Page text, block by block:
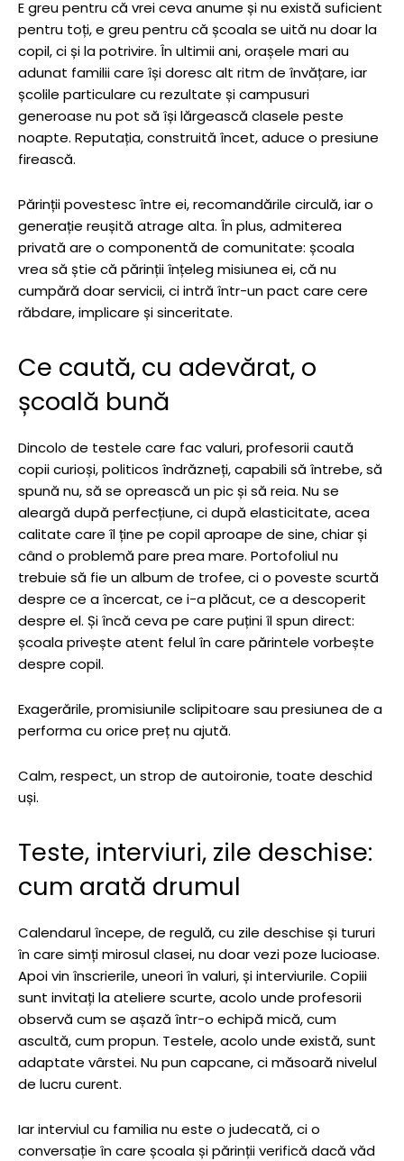
E greu pentru că vrei ceva anume și nu există suficient
pentru toți, e greu pentru că școala se uită nu doar la
copil, ci și la potrivire. În ultimii ani, orașele mari au
adunat familii care își doresc alt ritm de învățare, iar
școlile particulare cu rezultate și campusuri
generoase nu pot să își lărgească clasele peste
noapte. Reputația, construită încet, aduce o presiune
firească.
Părinții povestesc între ei, recomandările circulă, iar o
generație reușită atrage alta. În plus, admiterea
privată are o componentă de comunitate: școala
vrea să știe că părinții înțeleg misiunea ei, că nu
cumpără doar servicii, ci intră într-un pact care cere
răbdare, implicare și sinceritate.
Ce caută, cu adevărat, o
școală bună
Dincolo de testele care fac valuri, profesorii caută
copii curioși, politicos îndrăzneți, capabili să întrebe, să
spună nu, să se oprească un pic și să reia. Nu se
aleargă după perfecțiune, ci după elasticitate, acea
calitate care îl ține pe copil aproape de sine, chiar și
când o problemă pare prea mare. Portofoliul nu
trebuie să fie un album de trofee, ci o poveste scurtă
despre ce a încercat, ce i-a plăcut, ce a descoperit
despre el. Și încă ceva pe care puțini îl spun direct:
școala privește atent felul în care părintele vorbește
despre copil.
Exagerările, promisiunile sclipitoare sau presiunea de a
performa cu orice preț nu ajută.
Calm, respect, un strop de autoironie, toate deschid
uși.
Teste, interviuri, zile deschise:
cum arată drumul
Calendarul începe, de regulă, cu zile deschise și tururi
în care simți mirosul clasei, nu doar vezi poze lucioase.
Apoi vin înscrierile, uneori în valuri, și interviurile. Copiii
sunt invitați la ateliere scurte, acolo unde profesorii
observă cum se așază într-o echipă mică, cum
ascultă, cum propun. Testele, acolo unde există, sunt
adaptate vârstei. Nu pun capcane, ci măsoară nivelul
de lucru curent.
Iar interviul cu familia nu este o judecată, ci o
conversație în care școala și părinții verifică dacă văd